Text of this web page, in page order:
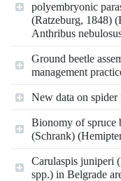
polyembryonic
(Ratzeburg, 1848)
Anthribus
Ground beetle
management
New data on
Bionomy of spruce
(Schrank)
Carulaspis juniperi
spp.) in Belgrade